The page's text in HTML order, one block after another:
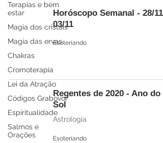
Terapias e bem
estar
Magia dos cristais
Magia das ervas
Chakras
Cromoterapia
Lei da Atração
Códigos Grabovoi
Espiritualidade
Salmos e
Orações
Horóscopo Semanal - 28/11
03/11
Esoteriando
Regentes de 2020 - Ano do
Sol
Astrologia
Esoteriando